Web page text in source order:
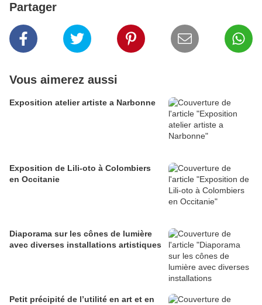
Partager
Vous aimerez aussi
Exposition atelier artiste a Narbonne
Exposition de Lili-oto à Colombiers
en Occitanie
Diaporama sur les cônes de lumière
avec diverses installations artistiques
Petit précipité de l’utilité en art et en